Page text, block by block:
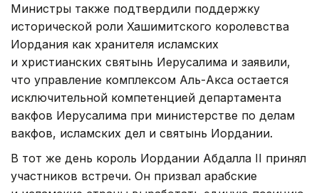
Министры также подтвердили поддержку
исторической роли Хашимитского королевства
Иордания как хранителя исламских
и христианских святынь Иерусалима и заявили,
что управление комплексом Аль-Акса остается
исключительной компетенцией департамента
вакфов Иерусалима при министерстве по делам
вакфов, исламских дел и святынь Иордании.
В тот же день король Иордании Абдалла II принял
участников встречи. Он призвал арабские